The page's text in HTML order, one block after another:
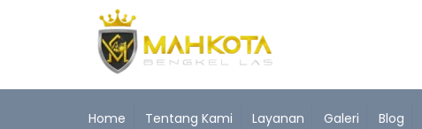
Home Tentang Kami Layanan Galeri Blog